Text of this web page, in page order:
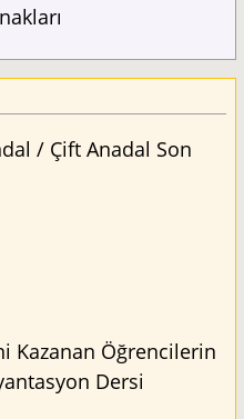
/ Çift Anadal Son
Kazanan Öğrencilerin
Dersi